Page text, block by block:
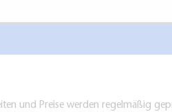
und Preise werden regelmäßig